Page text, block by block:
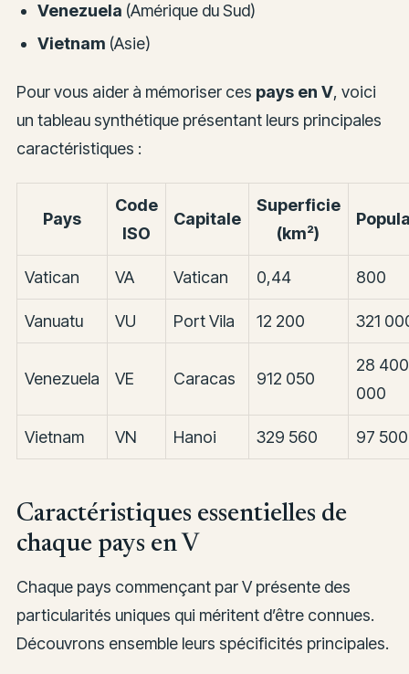
Venezuela (Amérique du Sud)
Vietnam (Asie)
Pour vous aider à mémoriser ces pays en V, voici
un tableau synthétique présentant leurs principales
caractéristiques :
Pays
Code
ISO
Capitale
Superficie
(km²)
Vatican VA Vatican 0,44 800
Vanuatu VU Port Vila 12 200 321
Venezuela VE Caracas 912 050
28 400
000
Vietnam VN Hanoi 329 560 97
Caractéristiques essentielles de
chaque pays en V
Chaque pays commençant par V présente des
particularités uniques qui méritent d’être connues.
Découvrons ensemble leurs spécificités principales.